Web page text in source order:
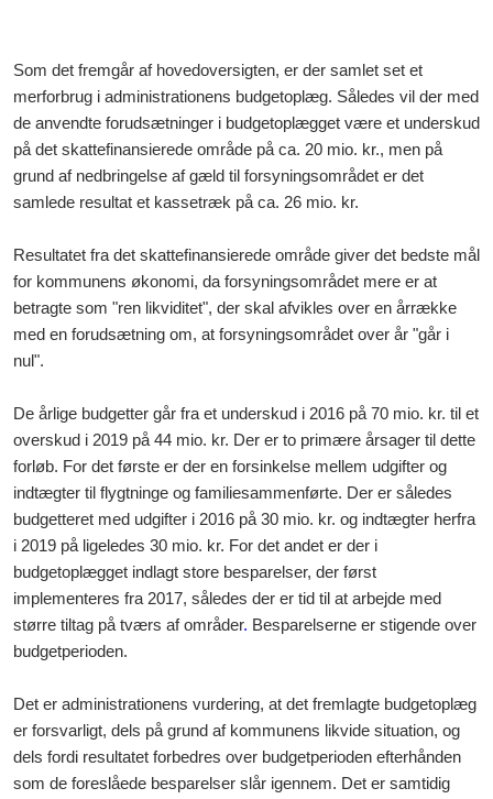
Som det fremgår af hovedoversigten, er der samlet set et
merforbrug i administrationens budgetoplæg. Således vil der med
de anvendte forudsætninger i budgetoplægget være et underskud
på det skattefinansierede område på ca. 20 mio. kr., men på
grund af nedbringelse af gæld til forsyningsområdet er det
samlede resultat et kassetræk på ca. 26 mio. kr.
Resultatet fra det skattefinansierede område giver det bedste mål
for kommunens økonomi, da forsyningsområdet mere er at
betragte som "ren likviditet", der skal afvikles over en årrække
med en forudsætning om, at forsyningsområdet over år "går i
nul".
De årlige budgetter går fra et underskud i 2016 på 70 mio. kr. til et
overskud i 2019 på 44 mio. kr. Der er to primære årsager til dette
forløb. For det første er der en forsinkelse mellem udgifter og
indtægter til flygtninge og familiesammenførte. Der er således
budgetteret med udgifter i 2016 på 30 mio. kr. og indtægter herfra
i 2019 på ligeledes 30 mio. kr. For det andet er der i
budgetoplægget indlagt store besparelser, der først
implementeres fra 2017, således der er tid til at arbejde med
større tiltag på tværs af områder. Besparelserne er stigende over
budgetperioden.
Det er administrationens vurdering, at det fremlagte budgetoplæg
er forsvarligt, dels på grund af kommunens likvide situation, og
dels fordi resultatet forbedres over budgetperioden efterhånden
som de foreslåede besparelser slår igennem. Det er samtidig